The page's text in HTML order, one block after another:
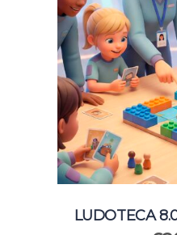
LUDOTECA